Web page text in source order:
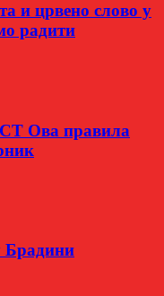
и црвено слово у
радити
Ова правила
Брадини